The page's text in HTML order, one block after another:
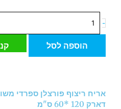
-
של
ריצוף
CAPRICE
קאבריס
הוספה לסל
דארק 120 *60 ס"מ